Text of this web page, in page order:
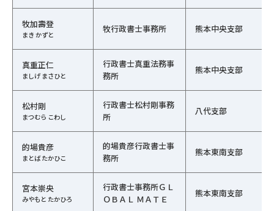
牧加壽登
まき かずと
牧行政書士事務所 熊本中央支部
真重正仁
ましげ まさひと
行政書士真重法務事
務所
熊本中央支部
松村剛
まつむら こわし
行政書士松村剛事務
所
八代支部
的場貴彦
まとば たかひこ
的場貴彦行政書士事
務所
熊本東南支部
宮本崇央
みやもと たかひろ
行政書士事務所ＧＬ
ＯＢＡＬ ＭＡＴＥ
熊本東南支部